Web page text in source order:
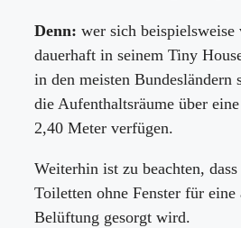
Denn: wer sich beispielsweise
dauerhaft in seinem Tiny
in den meisten Bundesländern
die Aufenthaltsräume über
2,40 Meter verfügen.
Weiterhin ist zu beachten,
Toiletten ohne Fenster für eine
Belüftung gesorgt wird.